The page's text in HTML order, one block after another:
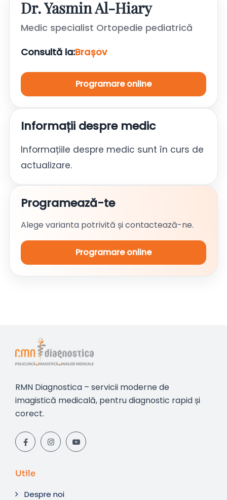
Dr. Yasmin Al-Hiary
Medic specialist Ortopedie pediatrică
Consultă la:Brașov
Programare online
Informații despre medic
Informațiile despre medic sunt în curs de
actualizare.
Programează-te
Alege varianta potrivită și contactează-ne.
Programare online
RMN Diagnostica – servicii moderne de
imagistică medicală, pentru diagnostic rapid și
corect.
Utile
Despre noi